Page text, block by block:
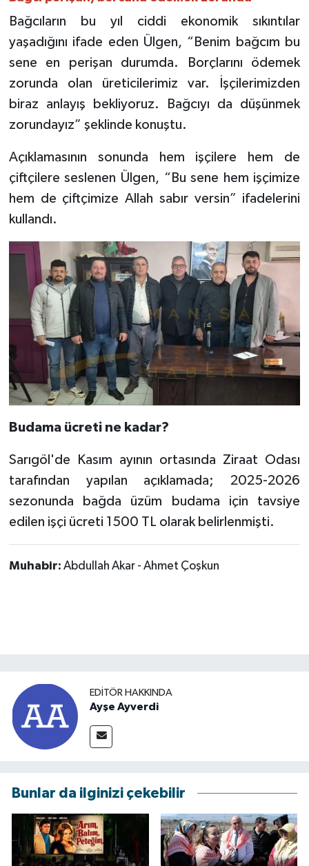
Bağcıların bu yıl ciddi ekonomik sıkıntılar
yaşadığını ifade eden Ülgen, “Benim bağcım bu
sene en perişan durumda. Borçlarını ödemek
zorunda olan üreticilerimiz var. İşçilerimizden
biraz anlayış bekliyoruz. Bağcıyı da düşünmek
zorundayız” şeklinde konuştu.
Açıklamasının sonunda hem işçilere hem de
çiftçilere seslenen Ülgen, “Bu sene hem işçimize
hem de çiftçimize Allah sabır versin” ifadelerini
kullandı.
Budama ücreti ne kadar?
Sarıgöl'de Kasım ayının ortasında Ziraat Odası
tarafından yapılan açıklamada; 2025-2026
sezonunda bağda üzüm budama için tavsiye
edilen işçi ücreti 1500 TL olarak belirlenmişti.
Muhabir: Abdullah Akar - Ahmet Çoşkun
EDITÖR HAKKINDA
Ayşe Ayverdi
Bunlar da ilginizi çekebilir